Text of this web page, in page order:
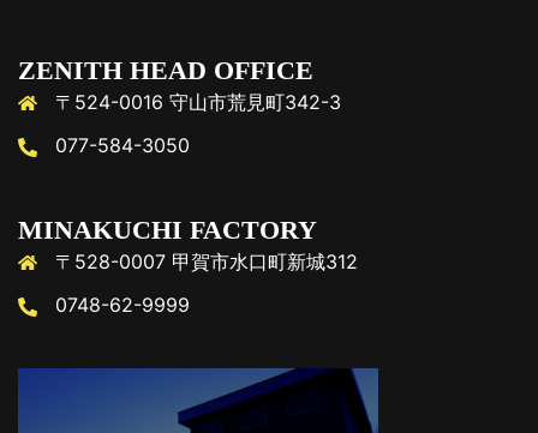
ZENITH HEAD OFFICE
〒524-0016 守山市荒見町342-3
077-584-3050
MINAKUCHI FACTORY
〒528-0007 甲賀市水口町新城312
0748-62-9999